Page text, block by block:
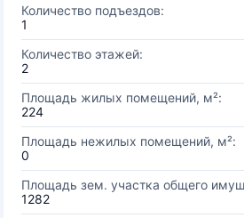
Количество подъездов:
1
Количество этажей:
2
Площадь жилых помещений, м²:
224
Площадь нежилых помещений, м²:
0
Площадь зем. участка общего
1282